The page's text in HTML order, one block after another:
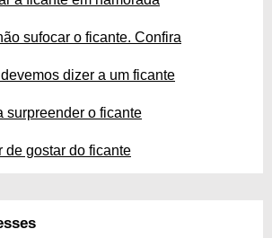
sufocar o ficante. Confira
dizer a um ficante
surpreender o ficante
de gostar do ficante